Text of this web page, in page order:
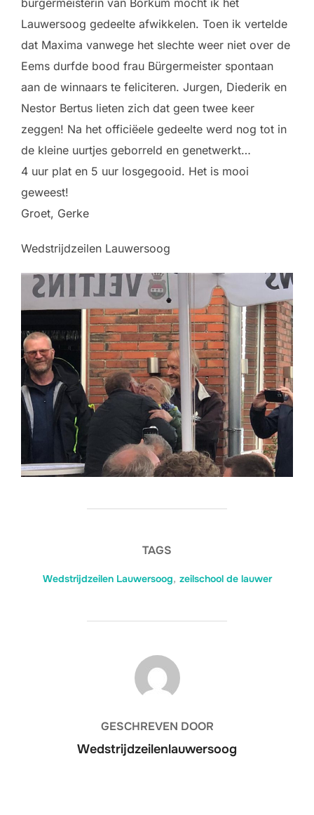
Lauwersoog gedeelte afwikkelen. Toen ik vertelde
dat Maxima vanwege het slechte weer niet over de
Eems durfde bood frau Bürgermeister spontaan
aan de winnaars te feliciteren. Jurgen, Diederik en
Nestor Bertus lieten zich dat geen twee keer
zeggen! Na het officiëele gedeelte werd nog tot in
de kleine uurtjes geborreld en genetwerkt…
4 uur plat en 5 uur losgegooid. Het is mooi
geweest!
Groet, Gerke
Wedstrijdzeilen Lauwersoog
TAGS
Wedstrijdzeilen Lauwersoog, zeilschool de lauwer
BERICHTAUTEUR
GESCHREVEN DOOR
Wedstrijdzeilenlauwersoog